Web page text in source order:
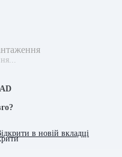
в новій вкладці